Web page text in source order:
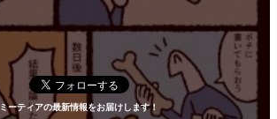
ミーティアの最新情報をお届けします！